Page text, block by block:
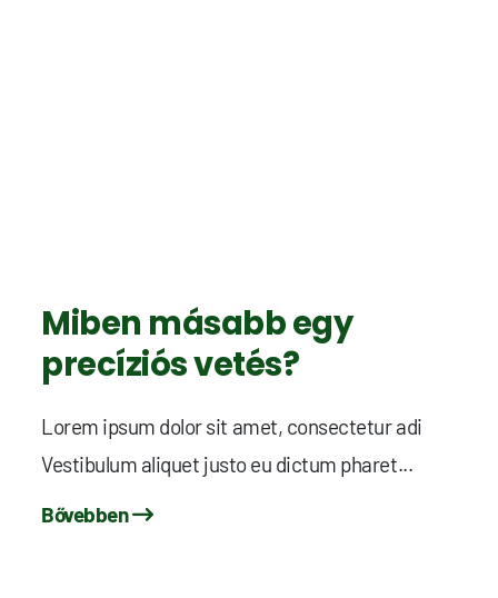
Miben másabb egy
precíziós vetés?
Lorem ipsum dolor sit amet, consectetur adi
Vestibulum aliquet justo eu dictum pharet...
Bővebben